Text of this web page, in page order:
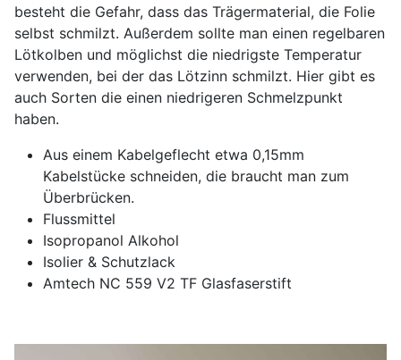
besteht die Gefahr, dass das Trägermaterial, die Folie
selbst schmilzt. Außerdem sollte man einen regelbaren
Lötkolben und möglichst die niedrigste Temperatur
verwenden, bei der das Lötzinn schmilzt. Hier gibt es
auch Sorten die einen niedrigeren Schmelzpunkt
haben.
Aus einem Kabelgeflecht etwa 0,15mm
Kabelstücke schneiden, die braucht man zum
Überbrücken.
Flussmittel
Isopropanol Alkohol
Isolier & Schutzlack
Amtech NC 559 V2 TF Glasfaserstift